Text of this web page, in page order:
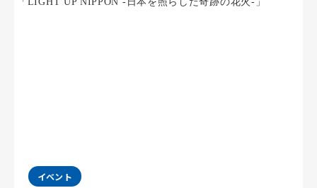
イベント